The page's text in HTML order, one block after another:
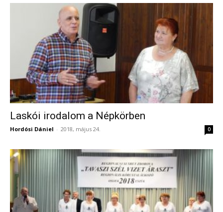
Laskói irodalom a Népkörben
Hordósi Dániel - 2018, május 24. 0